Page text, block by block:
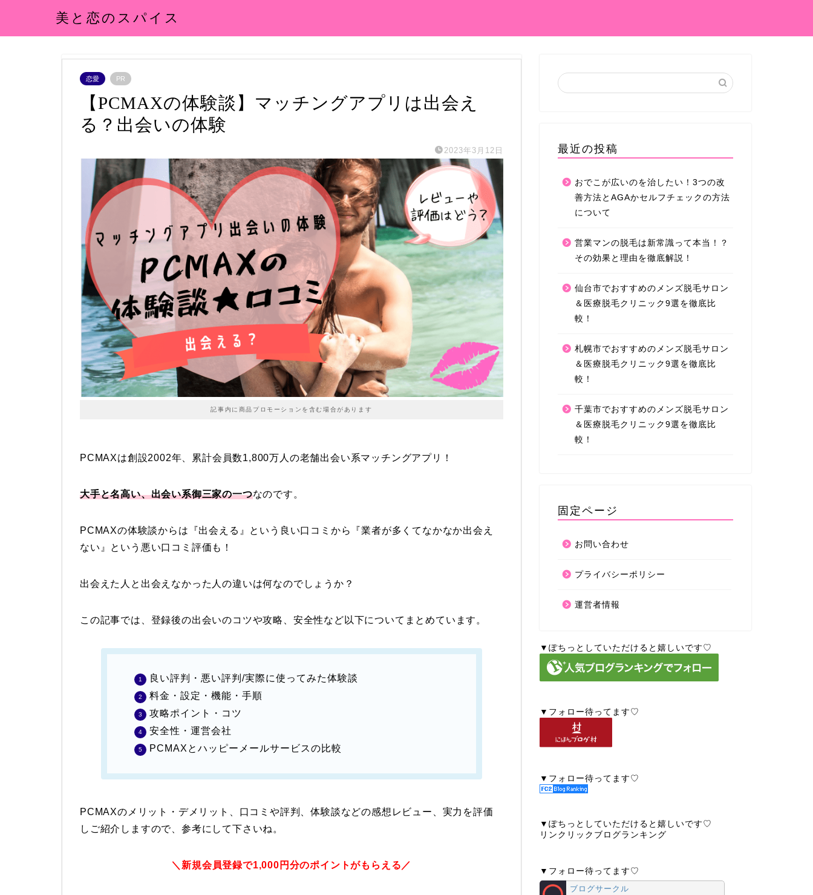
美と恋のスパイス
恋愛 PR
【PCMAXの体験談】マッチングアプリは出会え
る？出会いの体験
2023年3月12日
記事内に商品プロモーションを含む場合があります
PCMAXは創設2002年、累計会員数1,800万人の老舗出会い系マッチングアプリ！
大手と名高い、出会い系御三家の一つなのです。
PCMAXの体験談からは『出会える』という良い口コミから『業者が多くてなかなか出会え
ない』という悪い口コミ評価も！
出会えた人と出会えなかった人の違いは何なのでしょうか？
この記事では、登録後の出会いのコツや攻略、安全性など 以下についてまとめています。
良い評判・悪い評判/実際に使ってみた体験談
料金・設定・機能・手順
攻略ポイント・コツ
安全性・運営会社
PCMAXとハッピーメールサービスの比較
PCMAXのメリット・デメリット、口コミや評判、体験談などの感想レビュー、 実力を評価
しご紹介しますので、参考にして下さいね。
＼新規会員登録で1,000円分のポイントがもらえる／
最近の投稿
おでこが広いのを治したい！3つの改
善方法とAGAかセルフチェックの方法
について
営業マンの脱毛は新常識って本当！？
その効果と理由を徹底解説！
仙台市でおすすめのメンズ脱毛サロン
＆医療脱毛クリニック9選を徹底比
較！
札幌市でおすすめのメンズ脱毛サロン
＆医療脱毛クリニック9選を徹底比
較！
千葉市でおすすめのメンズ脱毛サロン
＆医療脱毛クリニック9選を徹底比
較！
固定ページ
お問い合わせ
プライバシーポリシー
運営者情報
▼ぽちっとしていただけると嬉しいです♡
▼フォロー待ってます♡
▼フォロー待ってます♡
▼ぽちっとしていただけると嬉しいです♡
リンクリックブログランキング
▼フォロー待ってます♡
ブログサークル